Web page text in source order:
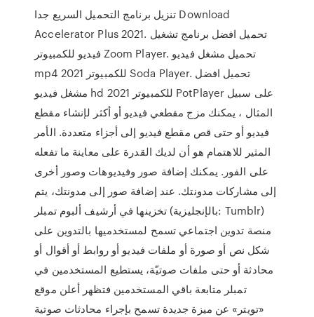
تنزيل برنامج التحميل السريع جدا Download
Accelerator Plus 2021. تحميل افضل برنامج تشغيل
فيديو للكمبيوتر Zoom Player. تحميل مشغل فيديو
mp4 للكمبيوتر 2021 Soda Player. تحميل افضل
مشغل فيديو hd للكمبيوتر 2021 PotPlayer على سبيل
المثال ، يمكنك مزج مقطعي فيديو أو أكثر لإنشاء مقطع
فيديو أو حتى قص مقطع فيديو إلى أجزاء متعددة. الأمر
المثير للاهتمام هو أن لديك القدرة على معاينة ما تفعله
على الفور. يمكنك إضافة صور وفيديوهات وصور أخرى
إلى مشاركات مدونتك. عند إضافة صور إلى مدونتك، يتم
تخزينها في أرشيف ألبوم تمبلر (بالإنجليزية: Tumblr)‏
منصة تدوين اجتماعي تسمح لمستخدميها بالتدوين على
شكل نص أو صورة أو ملفات فيديو أو روابط أو أقوال أو
محادثة أو حتى ملفات صوتيّة، يستطيع المستخدمين في
تمبلر متابعة باقي المستخدمين فتظهر أعلن موقع
«تويتر» عن ميزة جديدة تسمح بإجراء محادثات صوتية